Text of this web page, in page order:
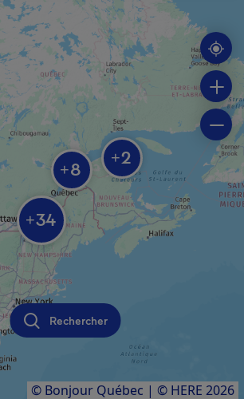
+2
+8
+34
© Bonjour Québec | © HERE 2026
Rechercher